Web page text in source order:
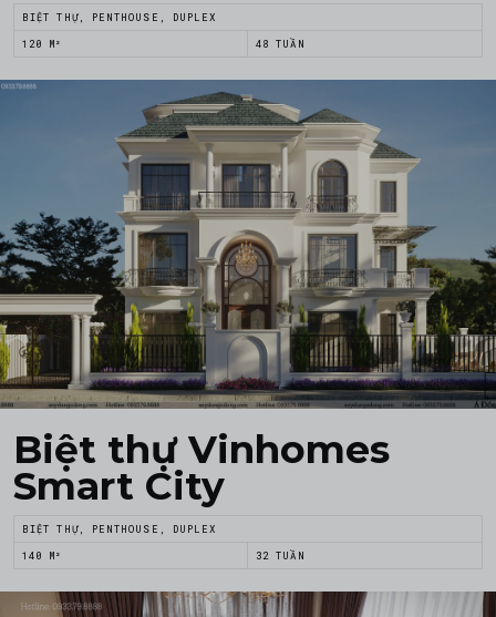
BIỆT THỰ, PENTHOUSE, DUPLEX
120 M² 48 TUẦN
Biệt thự Vinhomes
Smart City
BIỆT THỰ, PENTHOUSE, DUPLEX
140 M² 32 TUẦN